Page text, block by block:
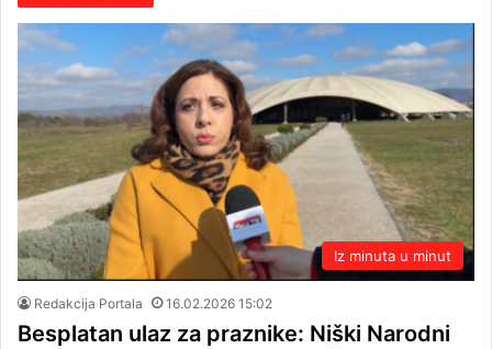
Iz minuta u minut
Redakcija Portala 16.02.2026 15:02
Besplatan ulaz za praznike: Niški Narodni